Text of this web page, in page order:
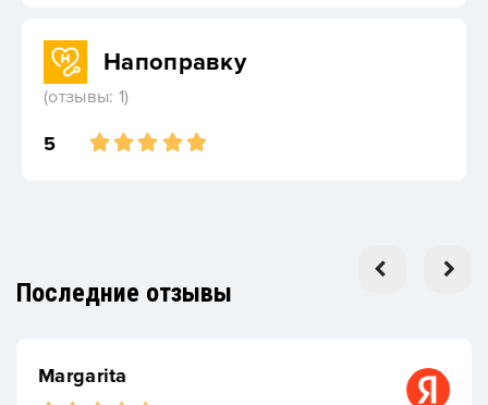
Напоправку
(отзывы: 1)
5
Последние отзывы
Margarita